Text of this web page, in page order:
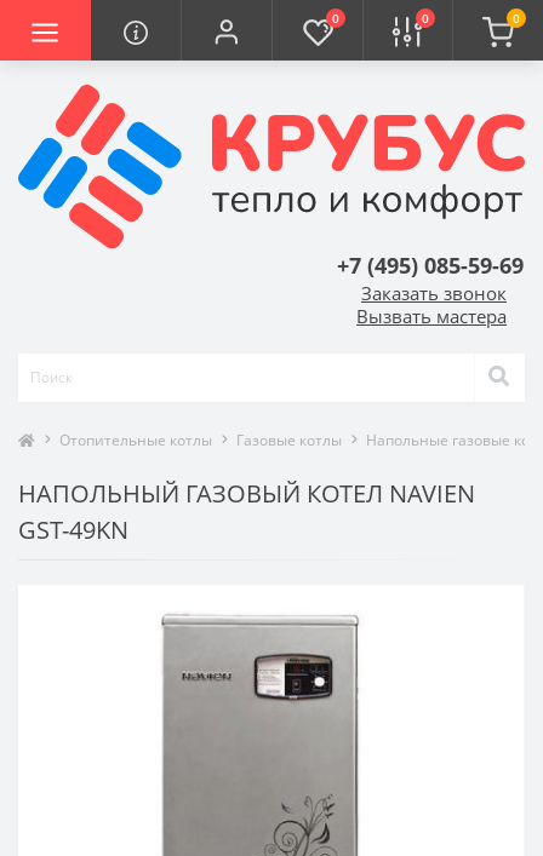
0 0 0
+7 (495) 085-59-69
Заказать звонок
Вызвать мастера
Отопительные котлы Газовые котлы Напольные газовые
НАПОЛЬНЫЙ ГАЗОВЫЙ КОТЕЛ NAVIEN
GST-49KN